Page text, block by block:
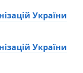
України
України